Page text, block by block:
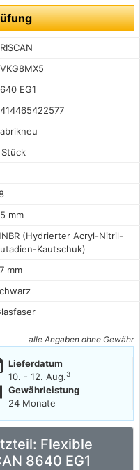
EG1
Stück
mm
(Hydrierter Acryl-Nitril-
Kautschuk)
mm
alle Angaben ohne Gewähr
Lieferdatum
10. - 12. Aug.3
Gewährleistung
24 Monate
Flexible
8640 EG1